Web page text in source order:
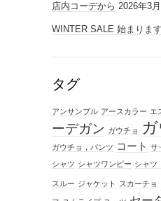
店内コーデから 2026年3
WINTER SALE 始まりま
タグ
アンサンブル アースカラー エ
ーデガン ガウチョ
ガウチョ，パンツ コート サ
シャツ シャツワンピー シャツ
スルー ジャケット スカーチョ